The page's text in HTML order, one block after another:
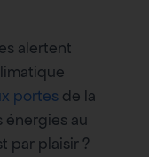
alertent
portes de la
énergies au
par plaisir ?